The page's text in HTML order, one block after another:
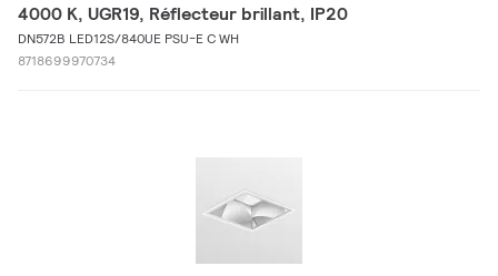
4000 K, UGR19, Réflecteur brillant, IP20
DN572B LED12S/840UE PSU-E C WH
8718699970734